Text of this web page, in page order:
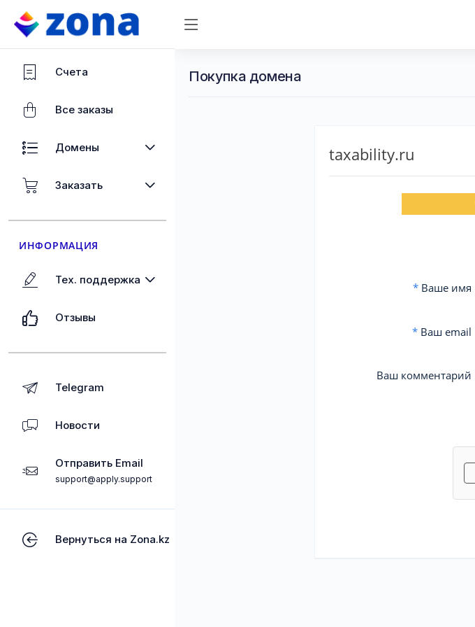
Счета
Все заказы
Домены
Заказать
ИНФОРМАЦИЯ
Тех. поддержка
Отзывы
Telegram
Новости
Отправить Email
support@apply.support
Вернуться на Zona.kz
Покупка домена
taxability.ru
*Ваше имя
*Ваш email
Ваш комментарий